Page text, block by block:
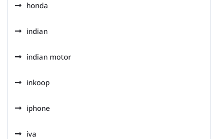
honda
indian
indian motor
inkoop
iphone
iva